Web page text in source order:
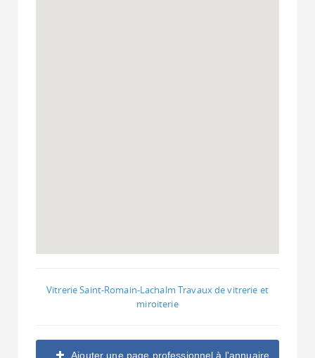
Vitrerie Saint-Romain-Lachalm Travaux de vitrerie et
miroiterie
Ajouter une page professionnel à l'annuaire